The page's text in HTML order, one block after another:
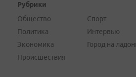
Рубрики
Общество
Политика
Экономика
Происшествия
Спорт
Интервью
Город на